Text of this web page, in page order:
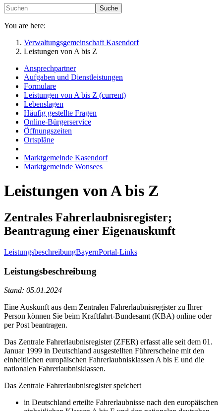
Suche
You are here:
Verwaltungsgemeinschaft Kasendorf
Leistungen von A bis Z
Ansprechpartner
Aufgaben und Dienstleistungen
Formulare
Leistungen von A bis Z (current)
Lebenslagen
Häufig gestellte Fragen
Online-Bürgerservice
Öffnungszeiten
Ortspläne
Marktgemeinde Kasendorf
Marktgemeinde Wonsees
Leistungen von A bis Z
Zentrales Fahrerlaubnisregister;
Beantragung einer Eigenauskunft
LeistungsbeschreibungBayernPortal-Links
Leistungsbeschreibung
Stand: 05.01.2024
Eine Auskunft aus dem Zentralen Fahrerlaubnisregister zu Ihrer
Person können Sie beim Kraftfahrt-Bundesamt (KBA) online oder
per Post beantragen.
Das Zentrale Fahrerlaubnisregister (ZFER) erfasst alle seit dem 01.
Januar 1999 in Deutschland ausgestellten Führerscheine mit den
einheitlichen europäischen Fahrerlaubnisklassen A bis E und die
nationalen Fahrerlaubnisklassen.
Das Zentrale Fahrerlaubnisregister speichert
in Deutschland erteilte Fahrerlaubnisse nach den europäischen